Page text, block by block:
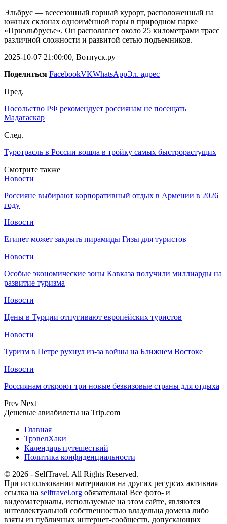
Эльбрус — всесезонный горный курорт, расположенный на
южных склонах одноимённой горы в природном парке
«Приэльбрусье». Он располагает около 25 километрами трасс
различной сложности и развитой сетью подъемников.
2025-10-07 21:00:00, Вотпуск.ру
Поделиться FacebookVKWhatsAppЭл. адрес
Пред.
Посольство РФ рекомендует россиянам не посещать
Мадагаскар
След.
Туротрасль в России вошла в тройку самых быстрорастущих
Смотрите также
Новости
Россияне выбирают корпоративный отдых в Армении в 2026
году
Новости
Египет может закрыть пирамиды Гизы для туристов
Новости
Особые экономические зоны Кавказа получили миллиарды на
развитие туризма
Новости
Цены в Турции отпугивают европейских туристов
Новости
Туризм в Петре рухнул из-за войны на Ближнем Востоке
Новости
Россиянам откроют три новые безвизовые страны для отдыха
Prev Next
Дешевые авиабилеты на Trip.com
Главная
ТрэвелХаки
Календарь путешествий
Политика конфиденциальности
© 2026 - SelfTravel. All Rights Reserved.
При использовании материалов на других ресурсах активная
ссылка на selftravel.org обязательна! Все фото- и
видеоматериалы, используемые на этом сайте, являются
интеллектуальной собственностью владельца домена либо
взяты из публичных интернет-сообществ, допускающих